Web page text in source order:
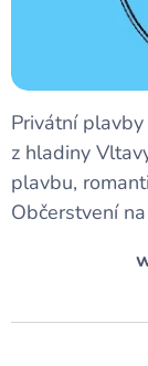
Privátní
z hladiny
plavbu,
Občerstvení